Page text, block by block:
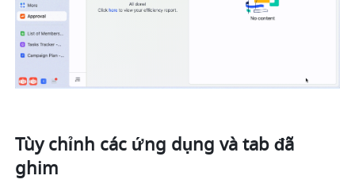
Tùy chỉnh các ứng dụng và tab đã
ghim